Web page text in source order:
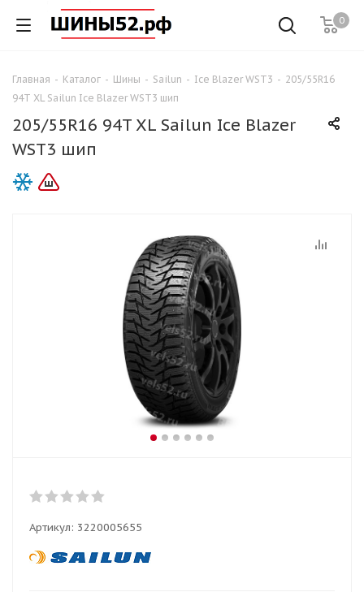
0
Главная - Каталог - Шины - Sailun - Ice Blazer WST3 - 205/55R16
94T XL Sailun Ice Blazer WST3 шип
205/55R16 94T XL Sailun Ice Blazer
WST3 шип
Артикул: 3220005655